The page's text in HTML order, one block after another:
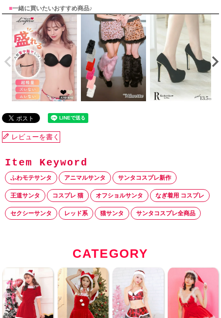
■一緒に買いたいおすすめ商品♪
レビューを書く
ふわモテサンタ アニマルサンタ サンタコスプレ新作
王道サンタ コスプレ 猫 オフショルサンタ なぎ着用 コスプレ
セクシーサンタ レッド系 猫サンタ サンタコスプレ全商品
CATEGORY